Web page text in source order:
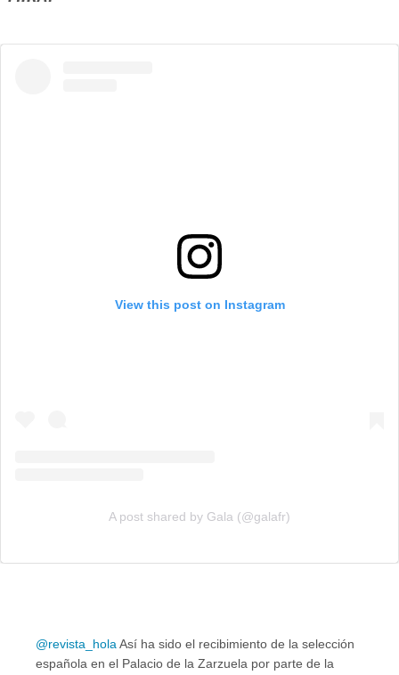
View this post on Instagram
A post shared by Gala (@galafr)
@revista_hola Así ha sido el recibimiento de la selección
española en el Palacio de la Zarzuela por parte de la